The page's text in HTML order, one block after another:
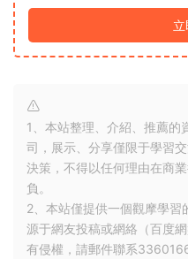
1、本站整理、介紹、推薦的
司，展示、分享僅限于學習
決策，不得以任何理由在商
負。
2、本站僅提供一個觀摩學習
源于網友投稿或網絡（百度
有侵權，請郵件聯系